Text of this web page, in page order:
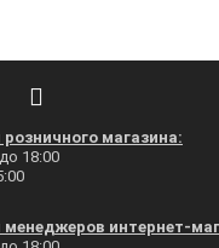
магазина:
18:00
интернет-